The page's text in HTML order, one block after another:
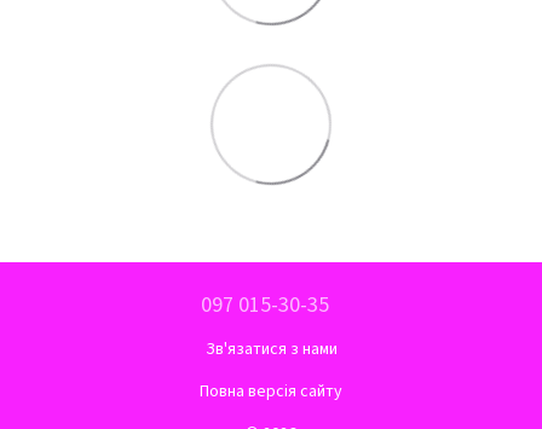
097 015-30-35
Зв'язатися з нами
Повна версія сайту